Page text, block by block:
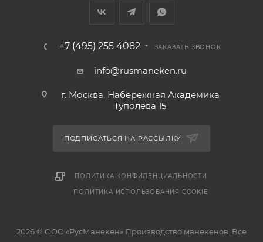
+7 (495) 255 4082 ЗАКАЗАТЬ ЗВОНОК
info@rusmaneken.ru
г. Москва, Набережная Академика
Туполева 15
ПОДПИСАТЬСЯ НА РАССЫЛКУ
ПОЛИТИКА КОНФИДЕНЦИАЛЬНОСТИ
ПОЛИТИКА ИСПОЛЬЗОВАНИЯ COOKIE
2026 © ООО «РусМанекен» Производство манекенов. Все